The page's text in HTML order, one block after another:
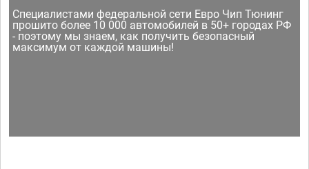
Специалистами федеральной сети Евро Чип Тюнинг
прошито более 10 000 автомобилей в 50+ городах РФ
- поэтому мы знаем, как получить безопасный
максимум от каждой машины!